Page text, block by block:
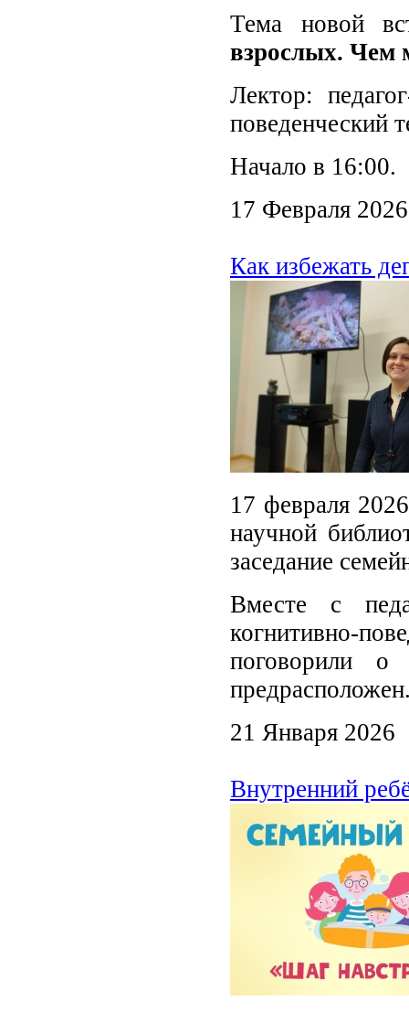
Тема новой
взрослых. Чем
Лектор:
поведенческий
Начало в 16:00.
17 Февраля 2026
Как избежать
17 февраля
научной
заседание
Вместе с
когнитивно-
поговорили
21 Января 2026
Внутренний